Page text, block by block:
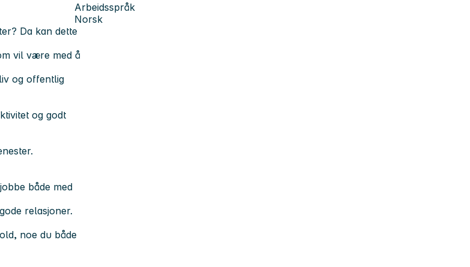
Arbeidsspråk
Norsk
Da kan dette
vil være med å
og offentlig
og godt
både med
relasjoner.
noe du både